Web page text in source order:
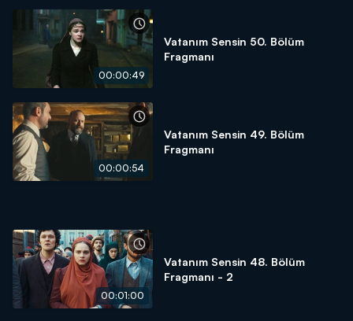
00:00:49
Vatanım Sensin 50. Bölüm
Fragmanı
00:00:54
Vatanım Sensin 49. Bölüm
Fragmanı
00:01:00
Vatanım Sensin 48. Bölüm
Fragmanı - 2